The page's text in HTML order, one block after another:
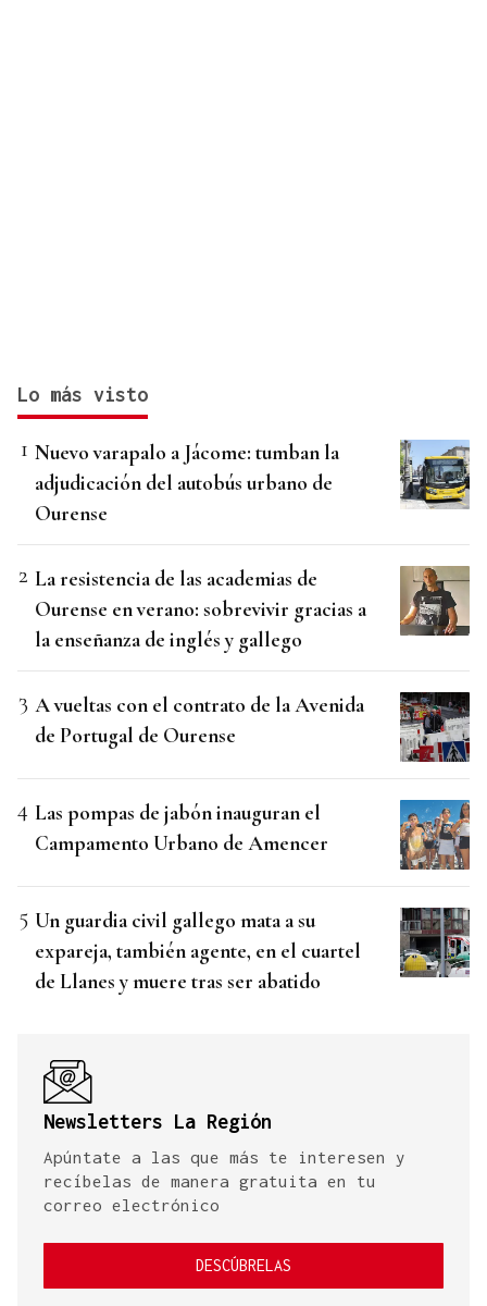
Lo más visto
Nuevo varapalo a Jácome: tumban la
adjudicación del autobús urbano de
Ourense
La resistencia de las academias de
Ourense en verano: sobrevivir gracias a
la enseñanza de inglés y gallego
A vueltas con el contrato de la Avenida
de Portugal de Ourense
Las pompas de jabón inauguran el
Campamento Urbano de Amencer
Un guardia civil gallego mata a su
expareja, también agente, en el cuartel
de Llanes y muere tras ser abatido
Newsletters La Región
Apúntate a las que más te interesen y
recíbelas de manera gratuita en tu
correo electrónico
DESCÚBRELAS